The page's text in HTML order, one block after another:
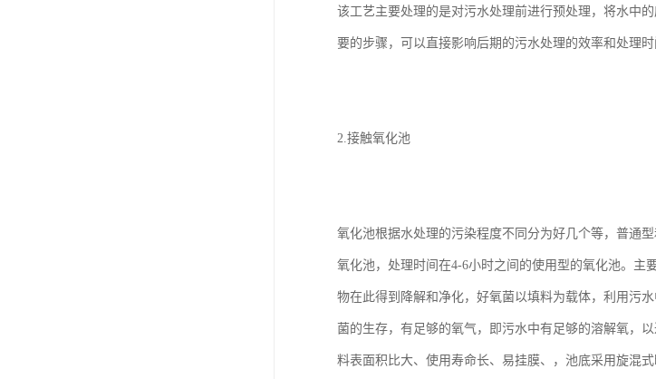
该工艺主要处理的是对污水处理前进行预处理，将水中
要的步骤，可以直接影响后期的污水处理的效率和处理
2.接触氧化池
氧化池根据水处理的污染程度不同分为好几个等，普通
氧化池，处理时间在4-6小时之间的使用型的氧化池。
物在此得到降解和净化，好氧菌以填料为载体，利用污
菌的生存，有足够的氧气，即污水中有足够的溶解氧，
料表面积比大、使用寿命长、易挂膜、，池底采用旋混